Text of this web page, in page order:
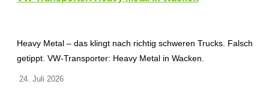
Heavy Metal – das klingt nach richtig schweren Trucks. Falsch
getippt. VW-Transporter: Heavy Metal in Wacken.
24. Juli 2026